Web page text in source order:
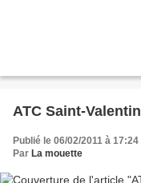
ATC Saint-Valentin
Publié le 06/02/2011 à 17:24
Par La mouette